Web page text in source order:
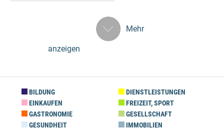
Mehr
anzeigen
BILDUNG
DIENSTLEISTUNGEN
EINKAUFEN
FREIZEIT, SPORT
GASTRONOMIE
GESELLSCHAFT
GESUNDHEIT
IMMOBILIEN